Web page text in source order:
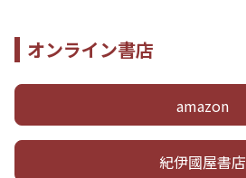
オンライン書店
amazon
紀伊國屋書店